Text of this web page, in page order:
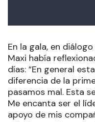
En la gala, en
Maxi había
días: “En general
diferencia de la
pasamos mal. Esta
Me encanta ser el
apoyo de mis